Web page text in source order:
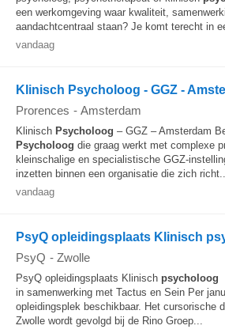
een werkomgeving waar kwaliteit,
aandachtcentraal staan? Je komt terecht in
vandaag
Klinisch Psycholoog - GGZ -
Prorences - Amsterdam
Klinisch Psycholoog – GGZ – Amsterdam
Psycholoog die graag werkt met complexe
kleinschalige en specialistische GGZ-
inzetten binnen een organisatie die zich
vandaag
PsyQ opleidingsplaats Klinisch
PsyQ - Zwolle
PsyQ opleidingsplaats Klinisch psycholoog
in samenwerking met Tactus en Sein Per
opleidingsplek beschikbaar. Het cursorische
Zwolle wordt gevolgd bij de Rino Groep...